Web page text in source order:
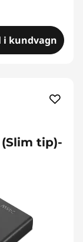
i kundvagn
tip)-